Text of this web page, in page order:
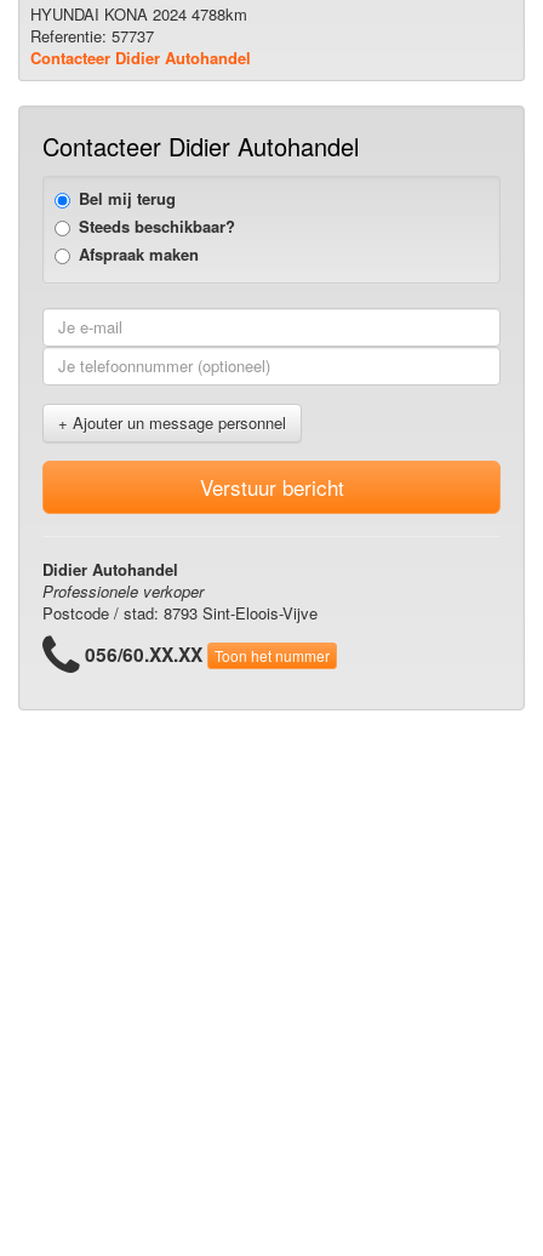
HYUNDAI KONA 2024 4788km
Referentie: 57737
Contacteer Didier Autohandel
Contacteer Didier Autohandel
Bel mij terug
Steeds beschikbaar?
Afspraak maken
+ Ajouter un message personnel
Verstuur bericht
Didier Autohandel
Professionele verkoper
Postcode / stad: 8793 Sint-Eloois-Vijve
056/60.XX.XX Toon het nummer